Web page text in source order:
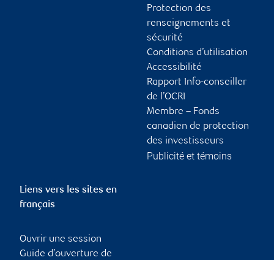
Protection des
renseignements et
sécurité
Conditions d’utilisation
Accessibilité
Rapport Info-conseiller
de l’OCRI
Membre – Fonds
canadien de protection
des investisseurs
Publicité et témoins
Liens vers les sites en
français
Ouvrir une session
Guide d’ouverture de